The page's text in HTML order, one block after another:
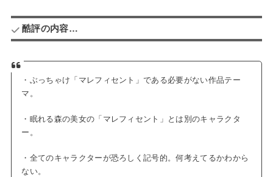
酷評の内容…
・ぶっちゃけ「マレフィセント」である必要がない作品テー
マ。
・眠れる森の美女の「マレフィセント」とは別のキャラクタ
ー。
・全てのキャラクターが恐ろしく記号的。何考えてるかわから
ない。